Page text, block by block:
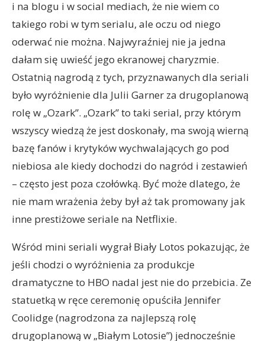
i na blogu i w social mediach, że nie wiem co
takiego robi w tym serialu, ale oczu od niego
oderwać nie można. Najwyraźniej nie ja jedna
dałam się uwieść jego ekranowej charyzmie.
Ostatnią nagrodą z tych, przyznawanych dla seriali
było wyróżnienie dla Julii Garner za drugoplanową
rolę w „Ozark”. „Ozark” to taki serial, przy którym
wszyscy wiedzą że jest doskonały, ma swoją wierną
bazę fanów i krytyków wychwalających go pod
niebiosa ale kiedy dochodzi do nagród i zestawień
– często jest poza czołówką. Być może dlatego, że
nie mam wrażenia żeby był aż tak promowany jak
inne prestiżowe seriale na Netflixie.
Wśród mini seriali wygrał Biały Lotos pokazując, że
jeśli chodzi o wyróżnienia za produkcje
dramatyczne to HBO nadal jest nie do przebicia. Ze
statuetką w ręce ceremonię opuściła Jennifer
Coolidge (nagrodzona za najlepszą rolę
drugoplanową w „Białym Lotosie”) jednocześnie